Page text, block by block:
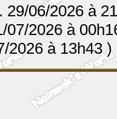
29/06/2026 à
07/2026 à
2026 à 13h43 )